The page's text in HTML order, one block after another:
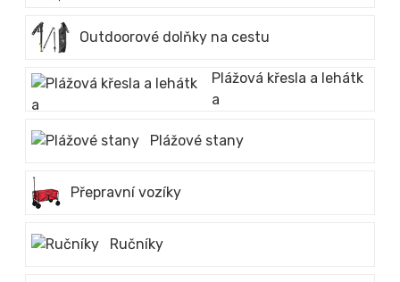
Outdoorové dolňky na cestu
Plážová křesla a lehátk
a
Plážové stany
Přepravní vozíky
Ručníky